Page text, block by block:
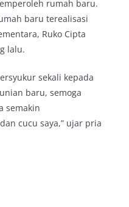
rumah baru.
baru terealisasi
Ruko Cipta
lalu.
sekali kepada
baru, semoga
semakin
cucu saya,” ujar pria